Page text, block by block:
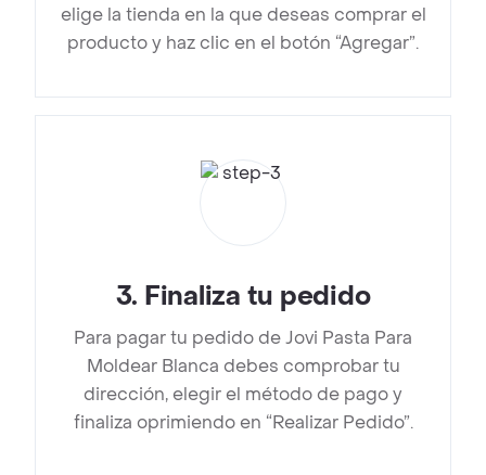
elige la tienda en la que deseas comprar el
producto y haz clic en el botón “Agregar”.
3. Finaliza tu pedido
Para pagar tu pedido de Jovi Pasta Para
Moldear Blanca debes comprobar tu
dirección, elegir el método de pago y
finaliza oprimiendo en “Realizar Pedido”.